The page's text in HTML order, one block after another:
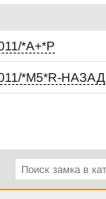
*А+*P
*М5*R-НАЗАД